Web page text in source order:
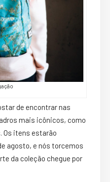
de encontrar nas
mais icônicos, como
Os itens estarão
agosto, e nós torcemos
da coleção chegue por